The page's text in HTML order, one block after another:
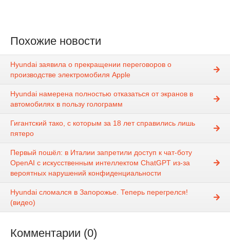
Похожие новости
Hyundai заявила о прекращении переговоров о
производстве электромобиля Apple
Hyundai намерена полностью отказаться от экранов в
автомобилях в пользу голограмм
Гигантский тако, с которым за 18 лет справились лишь
пятеро
Первый пошёл: в Италии запретили доступ к чат-боту
OpenAI с искусственным интеллектом ChatGPT из-за
вероятных нарушений конфиденциальности
Hyundai сломался в Запорожье. Теперь перегрелся!
(видео)
Комментарии (0)